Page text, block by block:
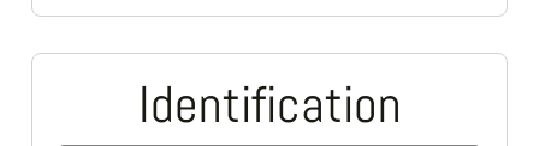
Identification